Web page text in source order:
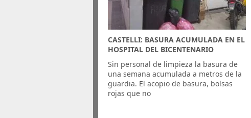
CASTELLI: BASURA ACUMULADA EN EL
HOSPITAL DEL BICENTENARIO
Sin personal de limpieza la basura de
una semana acumulada a metros de la
guardia. El acopio de basura, bolsas
rojas que no